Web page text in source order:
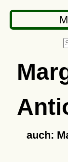
auch: